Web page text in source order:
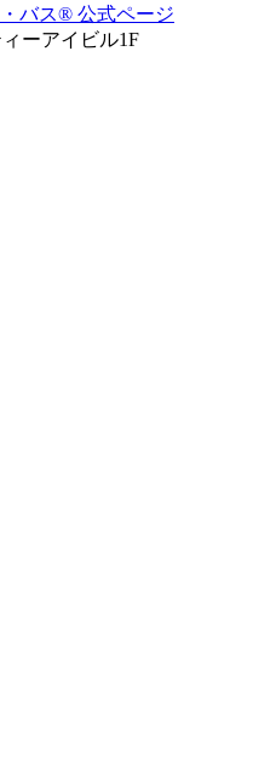
ーアイビル1F